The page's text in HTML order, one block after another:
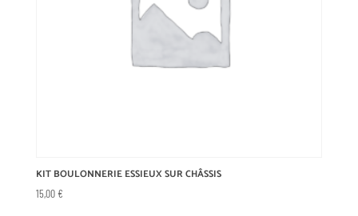
KIT BOULONNERIE ESSIEUX SUR CHÂSSIS
15,00€